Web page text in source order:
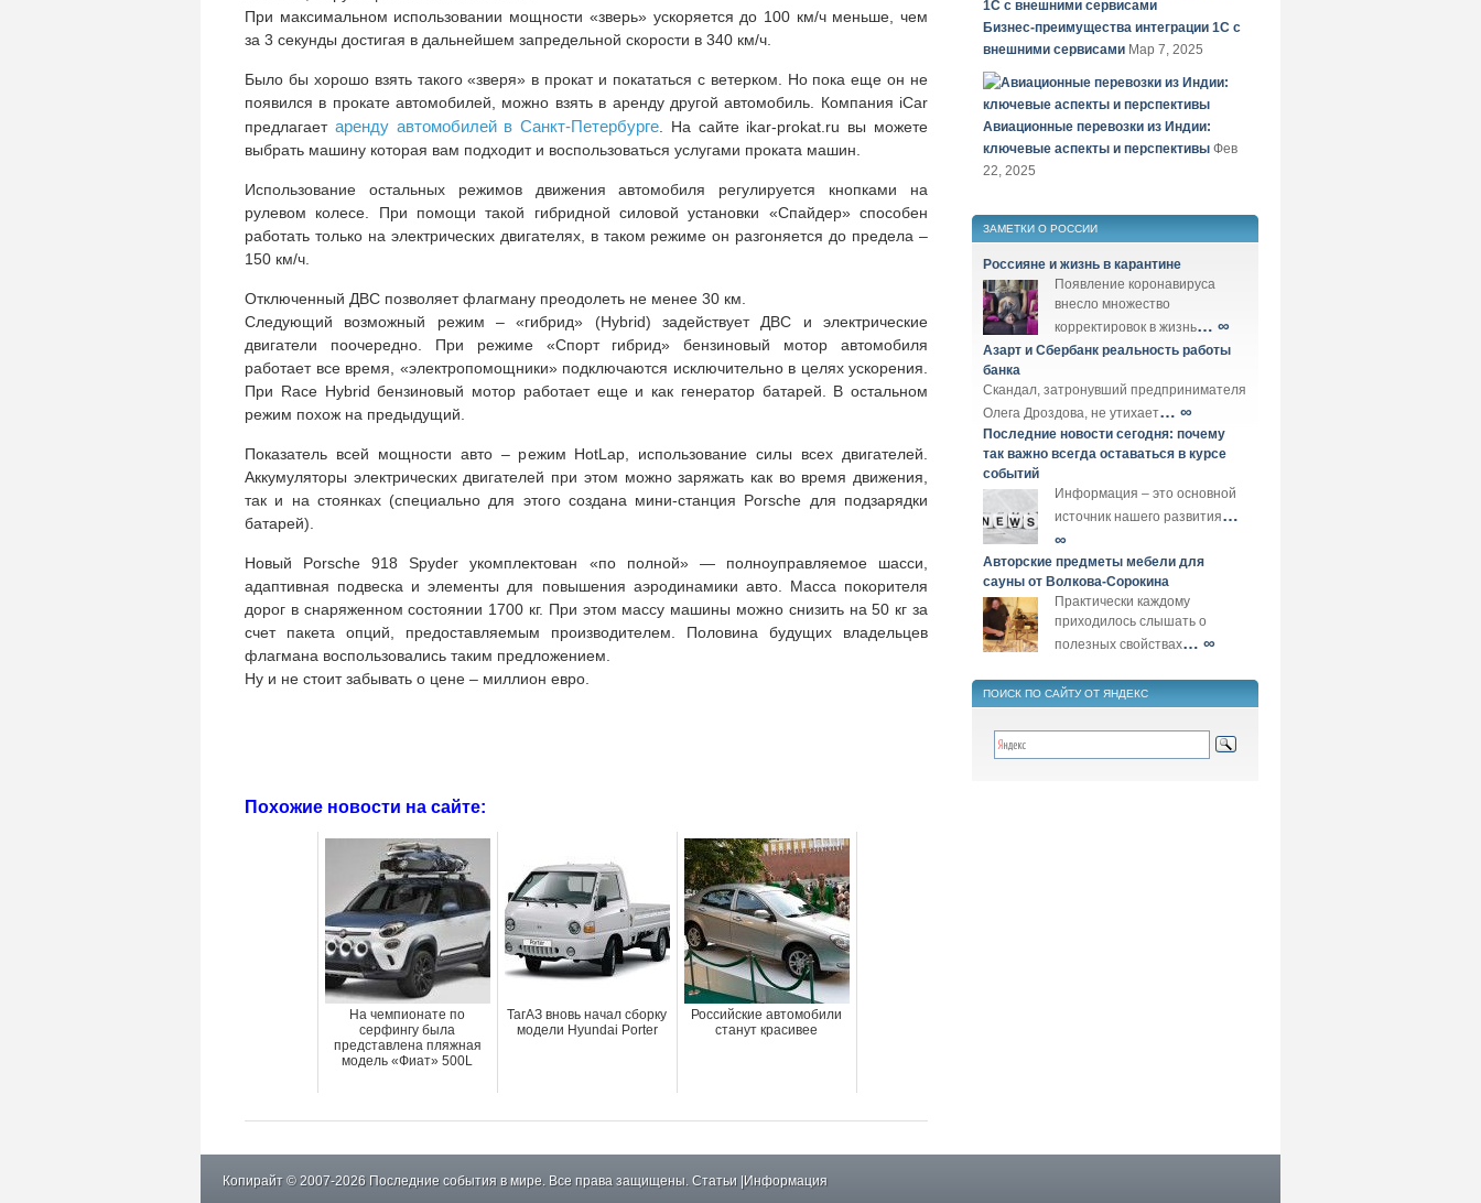
При максимальном использовании мощности «зверь» ускоряется до 100 км/ч меньше, чем
за 3 секунды достигая в дальнейшем запредельной скорости в 340 км/ч.
Было бы хорошо взять такого «зверя» в прокат и покататься с ветерком. Но пока еще он не
появился в прокате автомобилей, можно взять в аренду другой автомобиль. Компания iCar
предлагает аренду автомобилей в Санкт-Петербурге . На сайте ikar-prokat.ru вы можете
выбрать машину которая вам подходит и воспользоваться услугами проката машин.
Использование остальных режимов движения автомобиля регулируется кнопками на
рулевом колесе. При помощи такой гибридной силовой установки «Спайдер» способен
работать только на электрических двигателях, в таком режиме он разгоняется до предела –
150 км/ч.
Отключенный ДВС позволяет флагману преодолеть не менее 30 км.
Следующий возможный режим – «гибрид» (Hybrid) задействует ДВС и электрические
двигатели поочередно. При режиме «Спорт гибрид» бензиновый мотор автомобиля
работает все время, «электропомощники» подключаются исключительно в целях ускорения.
При Race Hybrid бензиновый мотор работает еще и как генератор батарей. В остальном
режим похож на предыдущий.
Показатель всей мощности авто – режим HotLap, использование силы всех двигателей.
Аккумуляторы электрических двигателей при этом можно заряжать как во время движения,
так и на стоянках (специально для этого создана мини-станция Porsche для подзарядки
батарей).
Новый Porsche 918 Spyder укомплектован «по полной» — полноуправляемое шасси,
адаптивная подвеска и элементы для повышения аэродинамики авто. Масса покорителя
дорог в снаряженном состоянии 1700 кг. При этом массу машины можно снизить на 50 кг за
счет пакета опций, предоставляемым производителем. Половина будущих владельцев
флагмана воспользовались таким предложением.
Ну и не стоит забывать о цене – миллион евро.
Похожие новости на сайте:
На чемпионате по
серфингу была
представлена пляжная
модель «Фиат» 500L
ТагАЗ вновь начал сборку
модели Hyundai Porter
Российские автомобили
станут красивее
Бизнес-преимущества интеграции 1С с
внешними сервисами Мар 7, 2025
Авиационные перевозки из Индии:
ключевые аспекты и перспективы Фев
22, 2025
ЗАМЕТКИ О РОССИИ
Россияне и жизнь в карантине
Появление коронавируса
внесло множество
корректировок в жизнь… ∞
Азарт и Сбербанк реальность работы
банка
Скандал, затронувший предпринимателя
Олега Дроздова, не утихает… ∞
Последние новости сегодня: почему
так важно всегда оставаться в курсе
событий
Информация – это основной
источник нашего развития…
∞
Авторские предметы мебели для
сауны от Волкова-Сорокина
Практически каждому
приходилось слышать о
полезных свойствах… ∞
ПОИСК ПО САЙТУ ОТ ЯНДЕКС
Копирайт © 2007-2026 Последние события в мире. Все права защищены. Статьи |Информация